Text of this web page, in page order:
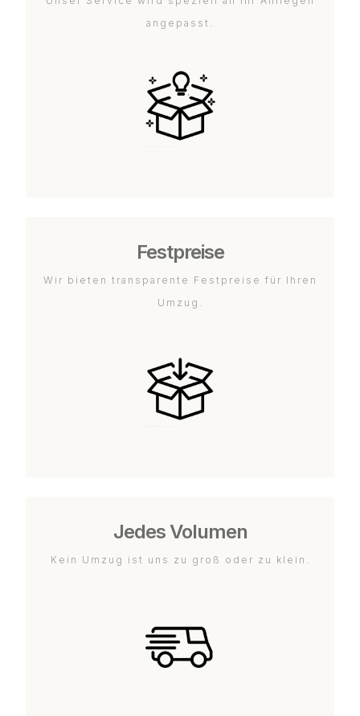
angepasst.
Festpreise
Wir bieten transparente Festpreise für Ihren
Umzug.
Jedes Volumen
Kein Umzug ist uns zu groß oder zu klein.